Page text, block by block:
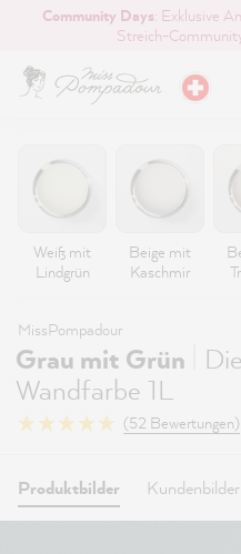
springen
Community Days: Exklusive
Streich-
Weiß mit
Lindgrün
Beige mit
Kaschmir
MissPompadour
Grau mit Grün
Wandfarbe 1L
(52 Bewertungen)
Produktbilder